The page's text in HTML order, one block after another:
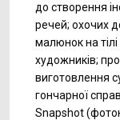
до створення
речей; охочих
малюнок на
художників;
виготовлення
гончарної
Snapshot